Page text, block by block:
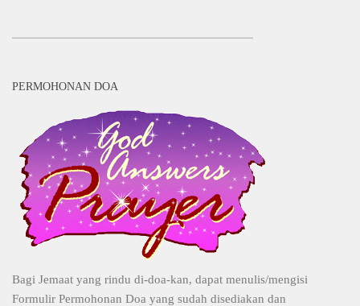
PERMOHONAN DOA
Bagi Jemaat yang rindu di-doa-kan, dapat menulis/mengisi
Formulir Permohonan Doa yang sudah disediakan dan